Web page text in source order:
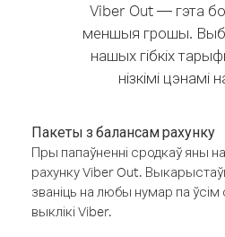
Viber Out — гэта
меншыя грошы.
нашых гібкіх
нізкімі цэнамі
Пакеты з балансам рахунку
Пры папаўненні сродкаў яны
рахунку Viber Out.
званіць на любы нумар па ўсім
выклікі Viber.